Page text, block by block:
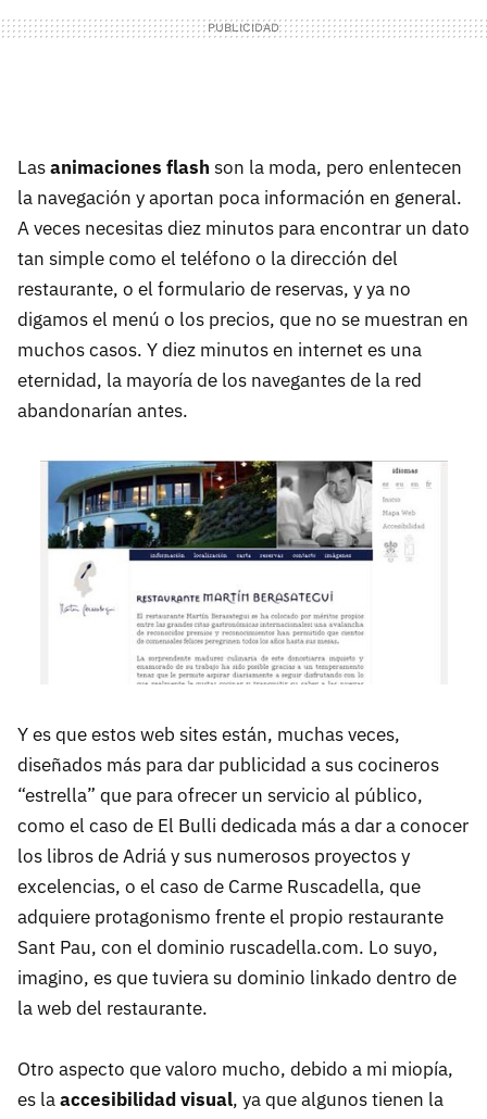
Lasanimaciones flash son la moda, pero enlentecen
la navegación y aportan poca información en general.
A veces necesitas diez minutos para encontrar un dato
tan simple como el teléfono o la dirección del
restaurante, o el formulario de reservas, y ya no
digamos el menú o los precios, que no se muestran en
muchos casos. Y diez minutos en internet es una
eternidad, la mayoría de los navegantes de la red
abandonarían antes.
Y es que estos web sites están, muchas veces,
diseñados más para dar publicidad a sus cocineros
“estrella” que para ofrecer un servicio al público,
como el caso de El Bulli dedicada más a dar a conocer
los libros de Adriá y sus numerosos proyectos y
excelencias, o el caso de Carme Ruscadella, que
adquiere protagonismo frente el propio restaurante
Sant Pau, con el dominio ruscadella.com. Lo suyo,
imagino, es que tuviera su dominio linkado dentro de
la web del restaurante.
Otro aspecto que valoro mucho, debido a mi miopía,
es laaccesibilidad visual, ya que algunos tienen la